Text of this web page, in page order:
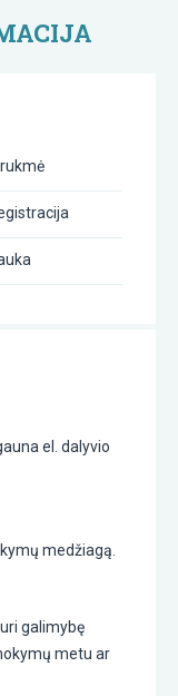
el. dalyvio
medžiagą.
galimybę
metu ar